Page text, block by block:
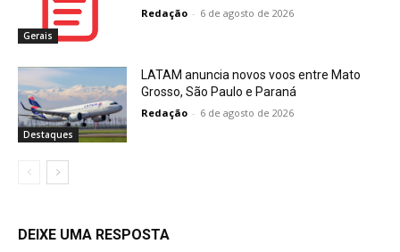
Gerais
Redação - 6 de agosto de 2026
Destaques
LATAM anuncia novos voos entre Mato
Grosso, São Paulo e Paraná
Redação - 6 de agosto de 2026
DEIXE UMA RESPOSTA